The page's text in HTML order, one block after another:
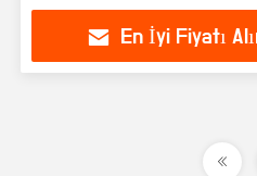
Soğutucu ile
En İyi Fiyatı